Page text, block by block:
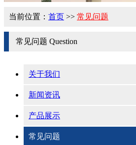
当前位置： 首页 >> 常见问题
常见问题 Question
关于我们
新闻资讯
产品展示
常见问题